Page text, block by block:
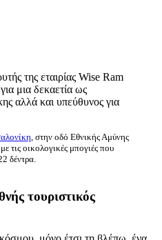
της εταιρίας Wise Ram
μια δεκαετία ως
αλλά και υπεύθυνος για
, στην οδό Εθνικής Αμύνης
τις οικολογικές μπογιές που
δέντρα.
τουριστικός